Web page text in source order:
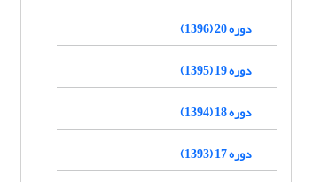
دوره 20 (1396)
دوره 19 (1395)
دوره 18 (1394)
دوره 17 (1393)